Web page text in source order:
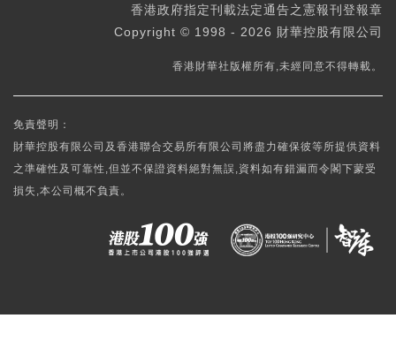
香港政府指定刊載法定通告之憲報刊登報章
Copyright © 1998 - 2026 財華控股有限公司
香港財華社版權所有,未經同意不得轉載。
免責聲明：
財華控股有限公司及香港聯合交易所有限公司將盡力確保彼等所提供資料
之準確性及可靠性,但並不保證資料絕對無誤,資料如有錯漏而令閣下蒙受
損失,本公司概不負責。